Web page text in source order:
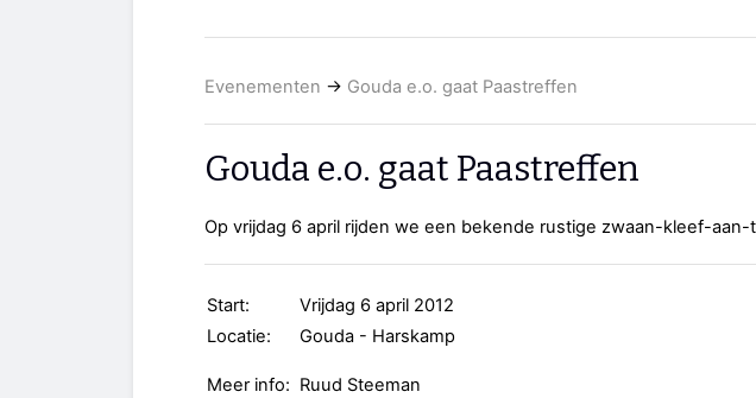
RSS
WK
Evenementen → Gouda e.o. gaat Paastreffen
Gouda e.o. gaat Paastreffen
Op vrijdag 6 april rijden we een bekende rustige zwaan-kleef-aan-
Start:
Vrijdag 6 april 2012
Locatie:
Gouda - Harskamp
Meer info: Ruud Steeman